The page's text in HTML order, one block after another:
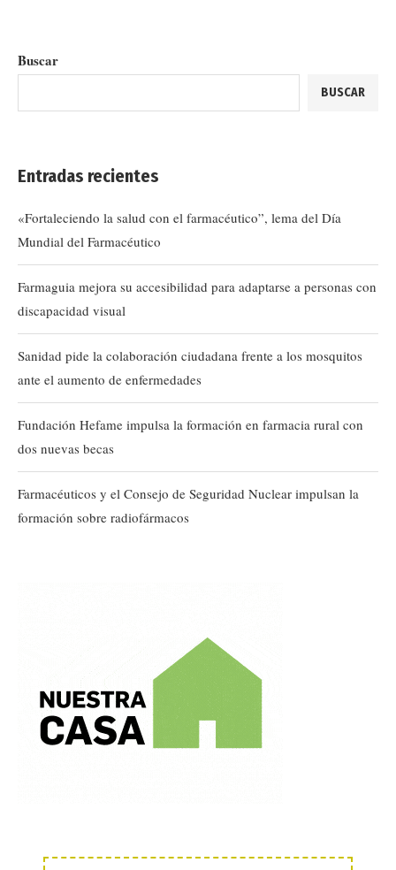
Buscar
BUSCAR
Entradas recientes
«Fortaleciendo la salud con el farmacéutico”, lema del Día
Mundial del Farmacéutico
Farmaguia mejora su accesibilidad para adaptarse a personas con
discapacidad visual
Sanidad pide la colaboración ciudadana frente a los mosquitos
ante el aumento de enfermedades
Fundación Hefame impulsa la formación en farmacia rural con
dos nuevas becas
Farmacéuticos y el Consejo de Seguridad Nuclear impulsan la
formación sobre radiofármacos